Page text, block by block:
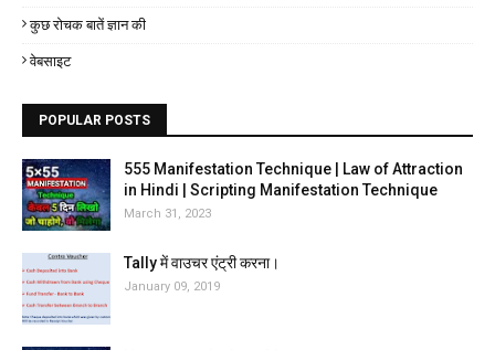
कुछ रोचक बातें ज्ञान की
वेबसाइट
POPULAR POSTS
555 Manifestation Technique | Law of Attraction
in Hindi | Scripting Manifestation Technique
March 31, 2023
Tally में वाउचर एंट्री करना।
January 09, 2019